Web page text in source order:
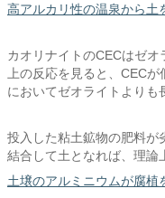
高アルカリ性の温泉から土
カオリナイトのCECはゼオ
上の反応を見ると、CEC
においてゼオライトよりも
投入した粘土鉱物の肥料が
結合して土となれば、理論
土壌のアルミニウムが腐植